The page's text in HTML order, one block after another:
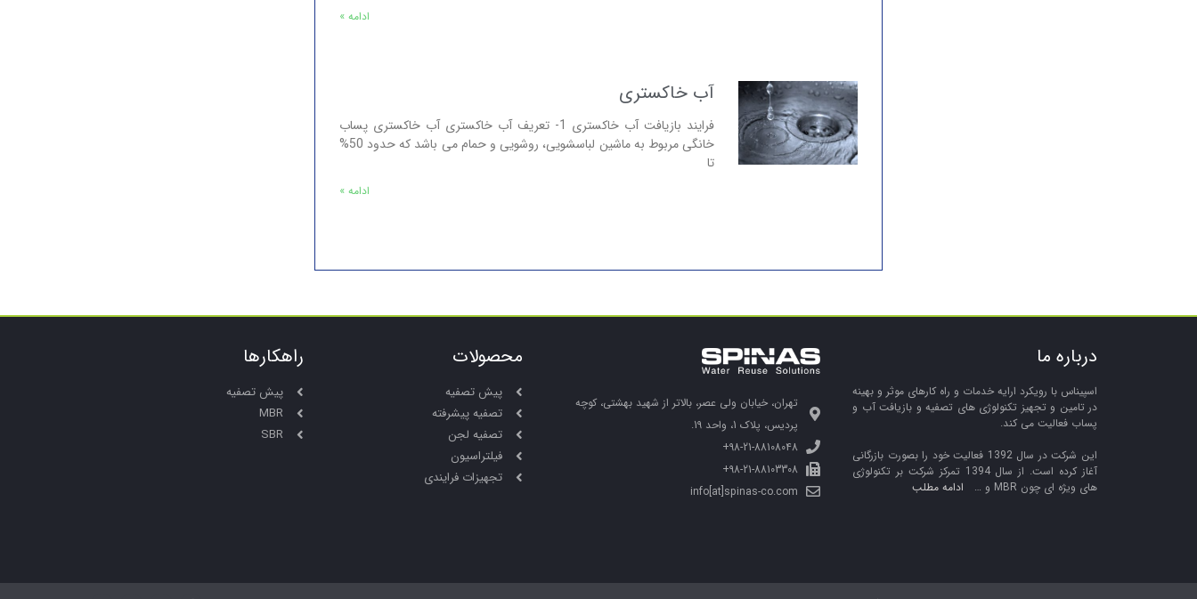
ادامه »
آب خاکستری
فرایند بازیافت آب خاکستری 1- تعریف آب خاکستری آب خاکستری پساب
خانگی مربوط به ماشین لباسشویی، روشویی و حمام می باشد که حدود 50%
تا
ادامه »
درباره ما
اسپیناس با رویکرد ارایه خدمات و راه کارهای موثر و بهینه
در تامین و تجهیز تکنولوژی های تصفیه و بازیافت آب و
پساب فعالیت می کند.
این شرکت در سال 1392 فعالیت خود را بصورت بازرگانی
آغاز کرده است. از سال 1394 تمرکز شرکت بر تکنولوژی
های ویژه ای چون MBR و …
ادامه مطلب
تهران، خیابان ولی عصر، بالاتر از شهید بهشتی، کوچه
پردیس، پلاک 1، واحد 19.
98-21-88108048+
98-21-88103308+
info[at]spinas-co.com
محصولات
پیش تصفیه
تصفیه پیشرفته
تصفیه لجن
فیلتراسیون
تجهیزات فرایندی
راهکارها
پیش تصفیه
MBR
SBR